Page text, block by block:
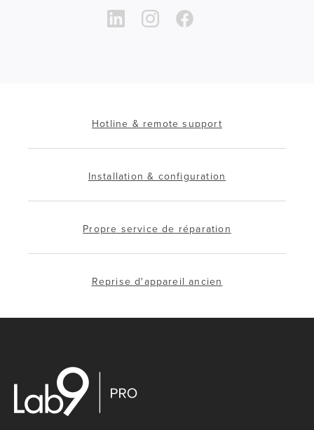
Hotline & remote support
Installation & configuration
Propre service de réparation
Reprise d'appareil ancien